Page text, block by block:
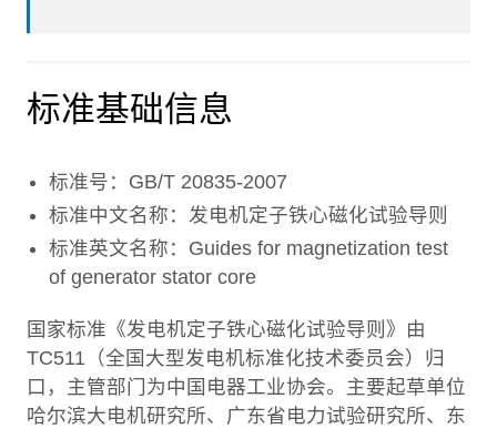
标准基础信息
标准号：GB/T 20835-2007
标准中文名称：发电机定子铁心磁化试验导则
标准英文名称：Guides for magnetization test
of generator stator core
国家标准《发电机定子铁心磁化试验导则》由
TC511（全国大型发电机标准化技术委员会）归
口，主管部门为中国电器工业协会。主要起草单位
哈尔滨大电机研究所、广东省电力试验研究所、东